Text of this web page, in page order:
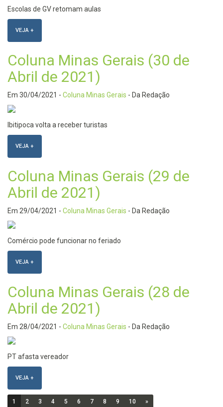
Escolas de GV retomam aulas
VEJA +
Coluna Minas Gerais (30 de
Abril de 2021)
Em 30/04/2021 - Coluna Minas Gerais - Da Redação
Ibitipoca volta a receber turistas
VEJA +
Coluna Minas Gerais (29 de
Abril de 2021)
Em 29/04/2021 - Coluna Minas Gerais - Da Redação
Comércio pode funcionar no feriado
VEJA +
Coluna Minas Gerais (28 de
Abril de 2021)
Em 28/04/2021 - Coluna Minas Gerais - Da Redação
PT afasta vereador
VEJA +
1 2 3 4 5 6 7 8 9 10 »